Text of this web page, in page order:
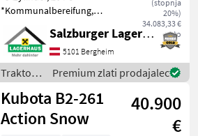
(stopnja
20%)
34.083,33 €
neto
*Kommunalbereifung,
240/60R12, 280/70R18
*Zuschaltbarer Allrad
*Differentialsperre
*Stufenloser
hydrostatischer Antrieb bis
25 km/h *Superkom
Salzburger Lagerhaus-Technik
5101 Bergheim
Traktor /
Kubota
Premium zlati prodajalec
Kubota B2-261
Action Snow
40.900
€